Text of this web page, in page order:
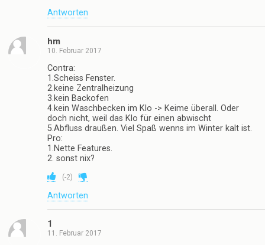
Antworten
hm
10. Februar 2017
Contra:
1.Scheiss Fenster.
2.keine Zentralheizung
3.kein Backofen
4.kein Waschbecken im Klo -> Keime überall. Oder
doch nicht, weil das Klo für einen abwischt
5.Abfluss draußen. Viel Spaß wenns im Winter kalt ist.
Pro:
1.Nette Features.
2. sonst nix?
(-2)
Antworten
1
11. Februar 2017